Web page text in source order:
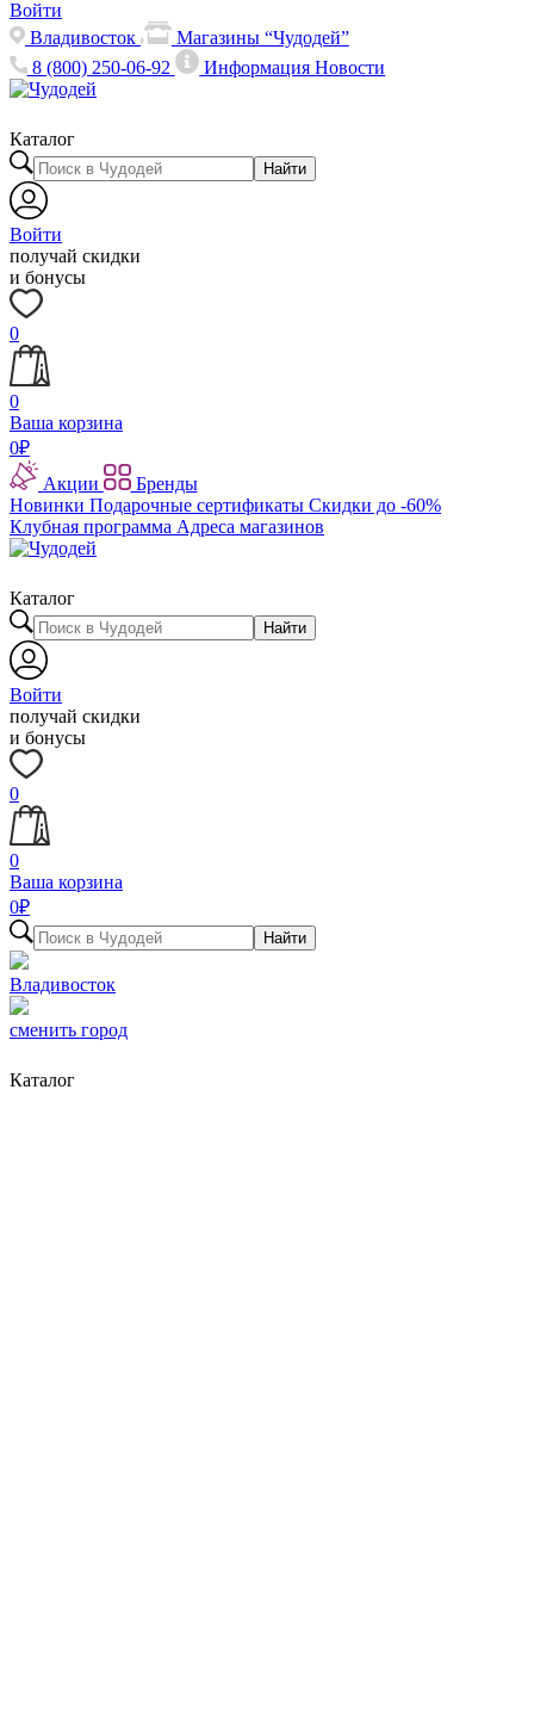
Войти
Владивосток
Магазины “Чудодей”
8 (800) 250-06-92
ИнформацияНовости
Каталог
Найти
Войти
получай скидки
и бонусы
0
0
Ваша корзина
0₽
Акции
Бренды
Новинки Подарочные сертификаты Скидки до -60%
Клубная программа Адреса магазинов
Каталог
Найти
Войти
получай скидки
и бонусы
0
0
Ваша корзина
0₽
Найти
Владивосток
сменить город
Каталог